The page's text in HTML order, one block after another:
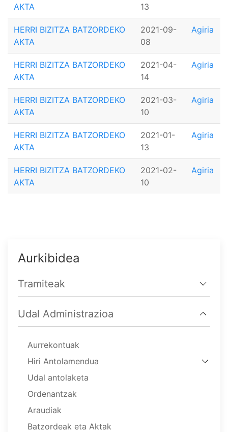
AKTA
13
HERRI BIZITZA BATZORDEKO
AKTA
2021-09-
08
Agiria
HERRI BIZITZA BATZORDEKO
AKTA
2021-04-
14
Agiria
HERRI BIZITZA BATZORDEKO
AKTA
2021-03-
10
Agiria
HERRI BIZITZA BATZORDEKO
AKTA
2021-01-
13
Agiria
HERRI BIZITZA BATZORDEKO
AKTA
2021-02-
10
Agiria
Aurkibidea
Tramiteak
Udal Administrazioa
Aurrekontuak
Hiri Antolamendua
Udal antolaketa
Ordenantzak
Araudiak
Batzordeak eta Aktak